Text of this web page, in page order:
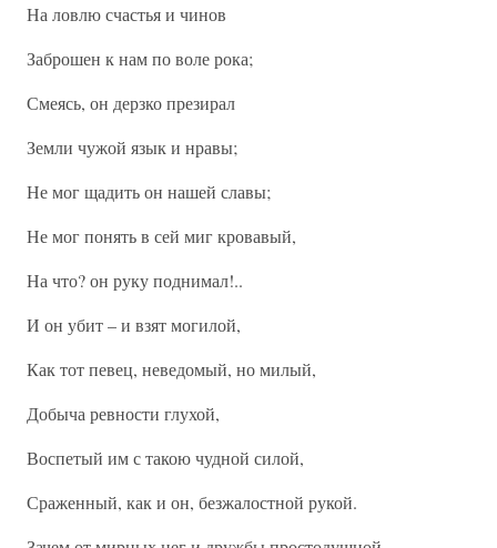
На ловлю счастья и чинов
Заброшен к нам по воле рока;
Смеясь, он дерзко презирал
Земли чужой язык и нравы;
Не мог щадить он нашей славы;
Не мог понять в сей миг кровавый,
На что? он руку поднимал!..
И он убит – и взят могилой,
Как тот певец, неведомый, но милый,
Добыча ревности глухой,
Воспетый им с такою чудной силой,
Сраженный, как и он, безжалостной рукой.